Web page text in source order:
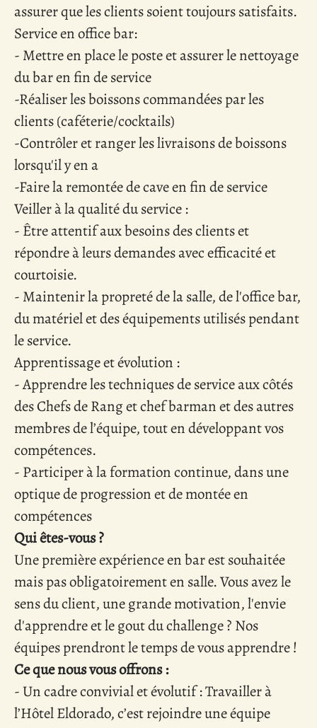
assurer que les clients soient toujours satisfaits.
Service en office bar:
- Mettre en place le poste et assurer le nettoyage
du bar en fin de service
-Réaliser les boissons commandées par les
clients (caféterie/cocktails)
-Contrôler et ranger les livraisons de boissons
lorsqu'il y en a
-Faire la remontée de cave en fin de service
Veiller à la qualité du service :
- Être attentif aux besoins des clients et
répondre à leurs demandes avec efficacité et
courtoisie.
- Maintenir la propreté de la salle, de l'office bar,
du matériel et des équipements utilisés pendant
le service.
Apprentissage et évolution :
- Apprendre les techniques de service aux côtés
des Chefs de Rang et chef barman et des autres
membres de l’équipe, tout en développant vos
compétences.
- Participer à la formation continue, dans une
optique de progression et de montée en
compétences
Qui êtes-vous ?
Une première expérience en bar est souhaitée
mais pas obligatoirement en salle. Vous avez le
sens du client, une grande motivation, l'envie
d'apprendre et le gout du challenge ? Nos
équipes prendront le temps de vous apprendre !
Ce que nous vous offrons :
- Un cadre convivial et évolutif : Travailler à
l’Hôtel Eldorado, c’est rejoindre une équipe